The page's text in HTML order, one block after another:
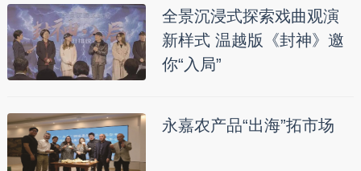
全景沉浸式探索戏曲观演
新样式 温越版《封神》邀
你“入局”
永嘉农产品“出海”拓市场